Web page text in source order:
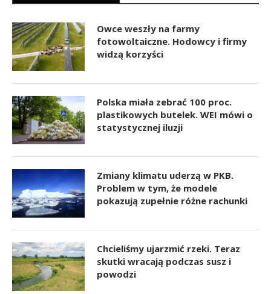
Owce weszły na farmy
fotowoltaiczne. Hodowcy i firmy
widzą korzyści
Polska miała zebrać 100 proc.
plastikowych butelek. WEI mówi o
statystycznej iluzji
Zmiany klimatu uderzą w PKB.
Problem w tym, że modele
pokazują zupełnie różne rachunki
Chcieliśmy ujarzmić rzeki. Teraz
skutki wracają podczas susz i
powodzi